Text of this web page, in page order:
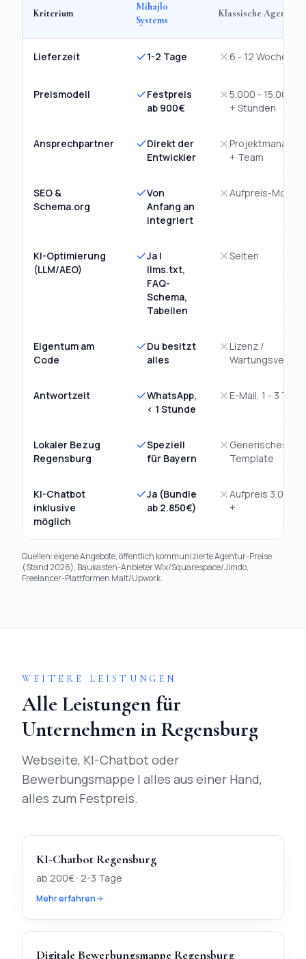
Kriterium
Mihajlo
Systems
Klassische Agentur
Lieferzeit 1-2 Tage 6 - 12 Wochen
Preismodell
Festpreis
ab 900€
5.000 - 15.000€
+ Stunden
Ansprechpartner
Direkt der
Entwickler
Projektmanager
+ Team
SEO &
Schema.org
Von
Anfang an
integriert
Aufpreis-Modul
KI-Optimierung
(LLM/AEO)
Ja |
llms.txt,
FAQ-
Schema,
Tabellen
Selten
Eigentum am
Code
Du besitzt
alles
Lizenz /
Wartungsvertrag
Antwortzeit
WhatsApp,
< 1 Stunde
E-Mail, 1 - 3 Tage
Lokaler Bezug
Regensburg
Speziell
für Bayern
Generisches
Template
KI-Chatbot
inklusive
möglich
Ja (Bundle
ab 2.850€)
Aufpreis 3.000€
+
Quellen: eigene Angebote, öffentlich kommunizierte Agentur-Preise
(Stand 2026), Baukasten-Anbieter Wix/Squarespace/Jimdo,
Freelancer-Plattformen Malt/Upwork.
WEITERE LEISTUNGEN
Alle Leistungen für
Unternehmen inRegensburg
Webseite, KI-Chatbot oder
Bewerbungsmappe | alles aus einer Hand,
alles zum Festpreis.
KI-Chatbot Regensburg
ab 200€ · 2-3 Tage
Mehr erfahren
Digitale Bewerbungsmappe Regensburg